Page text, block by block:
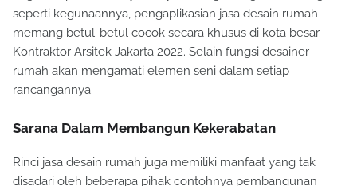
seperti kegunaannya, pengaplikasian jasa desain rumah
memang betul-betul cocok secara khusus di kota besar.
Kontraktor Arsitek Jakarta 2022. Selain fungsi desainer
rumah akan mengamati elemen seni dalam setiap
rancangannya.
Sarana Dalam Membangun Kekerabatan
Rinci jasa desain rumah juga memiliki manfaat yang tak
disadari oleh beberapa pihak contohnya pembangunan